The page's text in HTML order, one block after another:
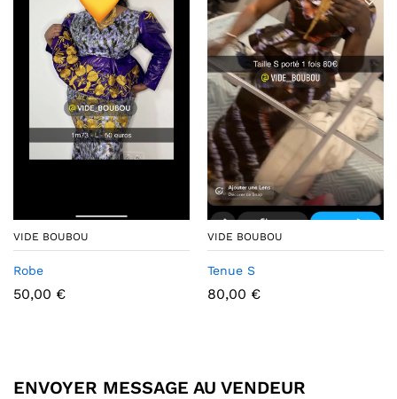
VIDE BOUBOU
Robe
50,00 €
VIDE BOUBOU
Tenue S
80,00 €
ENVOYER MESSAGE AU VENDEUR